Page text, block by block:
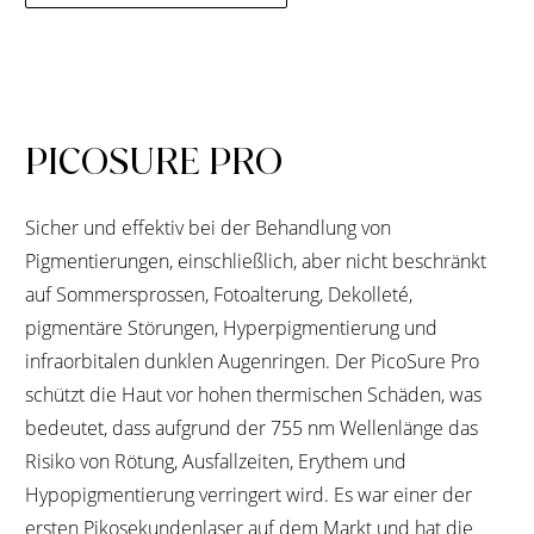
PICOSURE PRO
Sicher und effektiv bei der Behandlung von
Pigmentierungen, einschließlich, aber nicht beschränkt
auf Sommersprossen, Fotoalterung, Dekolleté,
pigmentäre Störungen, Hyperpigmentierung und
infraorbitalen dunklen Augenringen. Der PicoSure Pro
schützt die Haut vor hohen thermischen Schäden, was
bedeutet, dass aufgrund der 755 nm Wellenlänge das
Risiko von Rötung, Ausfallzeiten, Erythem und
Hypopigmentierung verringert wird. Es war einer der
ersten Pikosekundenlaser auf dem Markt und hat die